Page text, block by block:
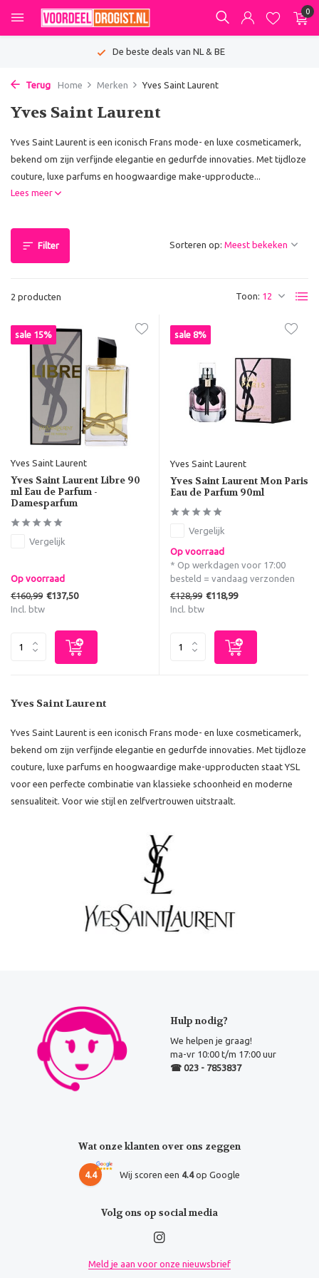
0
De beste deals van NL & BE
Terug Home Merken Yves Saint Laurent
Yves Saint Laurent
Yves Saint Laurent is een iconisch Frans mode- en luxe cosmeticamerk,
bekend om zijn verfijnde elegantie en gedurfde innovaties. Met tijdloze
couture, luxe parfums en hoogwaardige make-upproducte...
Lees meer
Filter
2 producten Toon:
Sorteren op:
sale 15%
Yves Saint Laurent
Yves Saint Laurent Libre 90
ml Eau de Parfum -
Damesparfum
Vergelijk
Op voorraad
€160,99 €137,50
Incl. btw
sale 8%
Yves Saint Laurent
Yves Saint Laurent Mon Paris
Eau de Parfum 90ml
Vergelijk
Op voorraad
* Op werkdagen voor 17:00
besteld = vandaag verzonden
€128,99 €118,99
Incl. btw
Yves Saint Laurent
Yves Saint Laurent is een iconisch Frans mode- en luxe cosmeticamerk,
bekend om zijn verfijnde elegantie en gedurfde innovaties. Met tijdloze
couture, luxe parfums en hoogwaardige make-upproducten staat YSL
voor een perfecte combinatie van klassieke schoonheid en moderne
sensualiteit. Voor wie stijl en zelfvertrouwen uitstraalt.
Hulp nodig?
We helpen je graag!
ma-vr 10:00 t/m 17:00 uur
☎ 023 - 7853837
Wat onze klanten over ons zeggen
4.4 Wij scoren een 4.4op Google
Volg ons op social media
Meld je aan voor onze nieuwsbrief